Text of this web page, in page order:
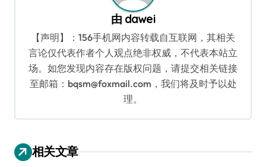
由 dawei
【声明】：156手机网内容转载自互联网，其相关
言论仅代表作者个人观点绝非权威，不代表本站立
场。如您发现内容存在版权问题，请提交相关链接
至邮箱：bqsm@foxmail.com，我们将及时予以处
理。
相关文章